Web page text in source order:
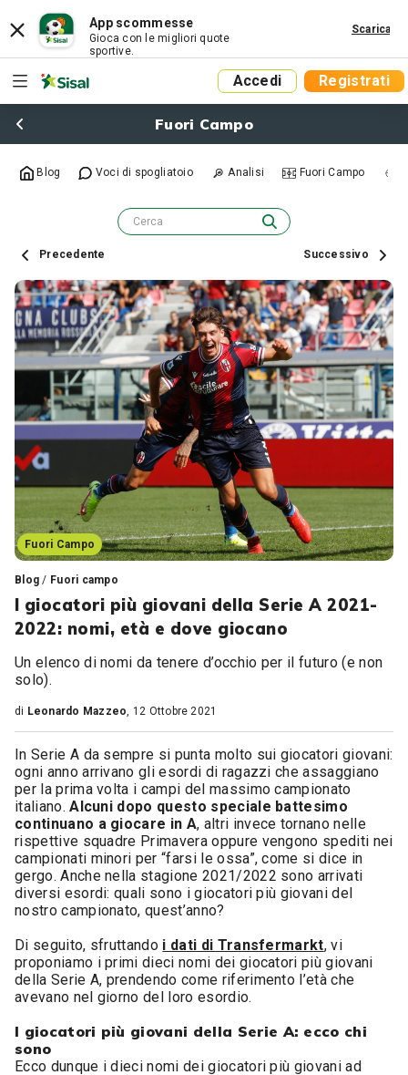
App scommesse
Gioca con le migliori quote
sportive.
Scarica
Accedi Registrati
Fuori Campo
Blog Voci di spogliatoio Analisi Fuori Campo
Precedente Successivo
Fuori Campo
Blog / Fuori campo
I giocatori più giovani della Serie A 2021-
2022: nomi, età e dove giocano
Un elenco di nomi da tenere d’occhio per il futuro (e non
solo).
di Leonardo Mazzeo, 12 Ottobre 2021
In Serie A da sempre si punta molto sui giocatori giovani:
ogni anno arrivano gli esordi di ragazzi che assaggiano
per la prima volta i campi del massimo campionato
italiano.Alcuni dopo questo speciale battesimo
continuano a giocare in A, altri invece tornano nelle
rispettive squadre Primavera oppure vengono spediti nei
campionati minori per “farsi le ossa”, come si dice in
gergo. Anche nella stagione 2021/2022 sono arrivati
diversi esordi: quali sono i giocatori più giovani del
nostro campionato, quest’anno?
Di seguito, sfruttando i dati di Transfermarkt, vi
proponiamo i primi dieci nomi dei giocatori più giovani
della Serie A, prendendo come riferimento l’età che
avevano nel giorno del loro esordio.
I giocatori più giovani della Serie A: ecco chi
sono
Ecco dunque i dieci nomi dei giocatori più giovani ad